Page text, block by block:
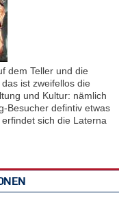
dem Teller und die
ist zweifellos die
und Kultur: nämlich
Besucher defintiv etwas
sich die Laterna